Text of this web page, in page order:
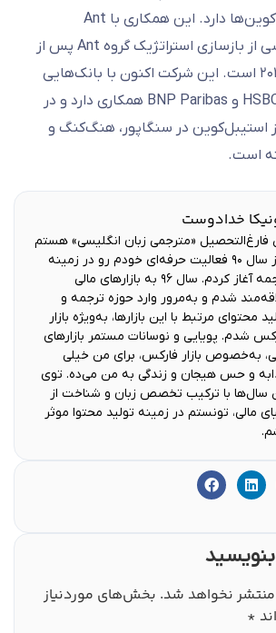
استفاده از استیبل‌کوین‌ها دارد. این همکاری با Ant
International بخشی از بازسازی استراتژیک گروه Ant پس از
لغو IPO در سال ۲۰۲۰ است. این شرکت اکنون با بانک‌هایی
چون HSBC، JPMorgan و BNP Paribas همکاری دارد و در
استیبل‌کوین در سنگاپور، هنگ‌کنگ و
است.
خدادوست
فارغ‌التحصیل «مترجمی زبان انگلیسی» هستم
و از سال ۹۰ فعالیت حرفه‌ای خودم رو در زمینه
ترجمه آغاز کردم. سال ۹۶ به بازارهای مالی
شدم و به‌مرور وارد حوزه ترجمه و
محتوای مرتبط با این بازارها، به‌ویژه بازار
شدم. پویایی و نوسانات مستمر بازارهای
به‌خصوص بازار فارکس، برای من خیلی
و حس هیجان و زندگی به من می‌ده. توی
سال‌ها با ترکیب تخصص زبان و شناخت از
مالی، تونستم در زمینه تولید محتوا موثر
نخواهد شد. بخش‌های موردنیاز
*